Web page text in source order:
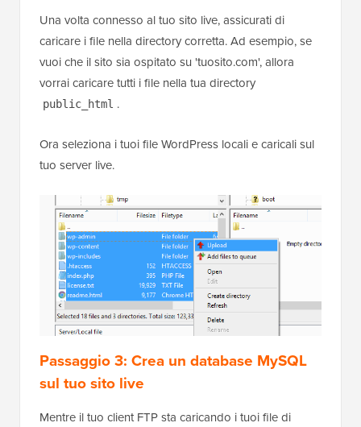
Una volta connesso al tuo sito live, assicurati di
caricare i file nella directory corretta. Ad esempio, se
vuoi che il sito sia ospitato su 'tuosito.com', allora
vorrai caricare tutti i file nella tua directory
public_html .
Ora seleziona i tuoi file WordPress locali e caricali sul
tuo server live.
Passaggio 3: Crea un database MySQL
sul tuo sito live
Mentre il tuo client FTP sta caricando i tuoi file di